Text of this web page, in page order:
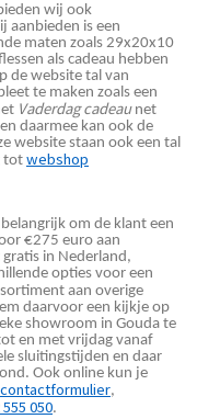
wij ook
aanbieden is een
maten zoals 29x20x10
als cadeau hebben
de website tal van
te maken zoals een
Vaderdag cadeaunet
daarmee kan ook de
website staan ook een tal
tot webshop
om de klant een
€275 euro aan
in Nederland,
opties voor een
aan overige
daarvoor een kijkje op
showroom in Gouda te
en met vrijdag vanaf
sluitingstijden en daar
Ook online kun je
contactformulier,
050.